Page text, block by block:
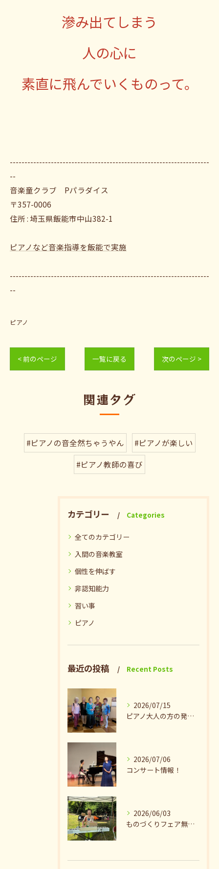
滲み出てしまう
人の心に
素直に飛んでいくものって。
--------------------------------------------------------------------
--
音楽童クラブ Pパラダイス
〒357-0006
住所 : 埼玉県飯能市中山382-1
ピアノなど音楽指導を飯能で実施
--------------------------------------------------------------------
--
ピアノ
< 前のページ 一覧に戻る 次のページ >
関連タグ
#ピアノの音全然ちゃうやん
#ピアノが楽しい
#ピアノ教師の喜び
カテゴリー Categories
全てのカテゴリー
入間の音楽教室
個性を伸ばす
非認知能力
習い事
ピアノ
最近の投稿 Recent Posts
2026/07/15
ピアノ大人の方の発表会兼ねたお茶会🎵
2026/07/06
コンサート情報！
2026/06/03
ものづくりフェア無事終了♪ありがとうございました。